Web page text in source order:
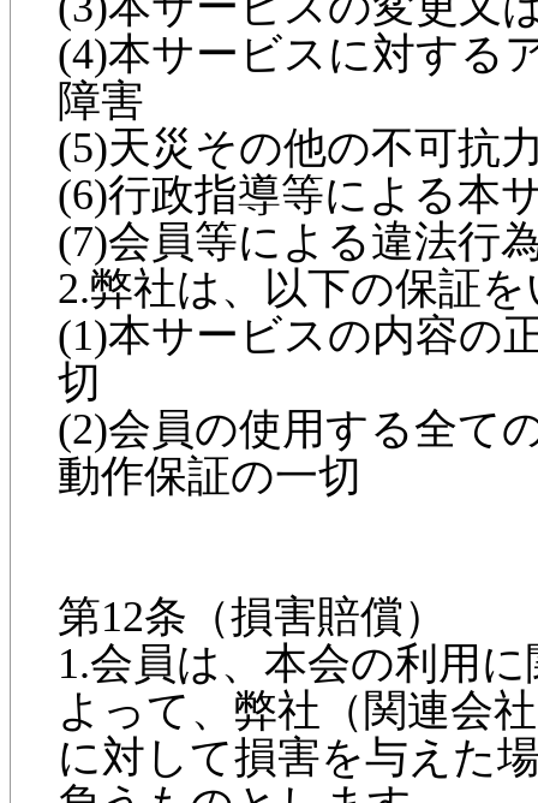
(4)本サービスに対する
障害
(5)天災その他の不可抗
(6)行政指導等による本
(7)会員等による違法行
2.弊社は、以下の保証
(1)本サービスの内容の
切
(2)会員の使用する全て
動作保証の一切
第12条（損害賠償）
1.会員は、本会の利用
よって、弊社（関連会
に対して損害を与えた